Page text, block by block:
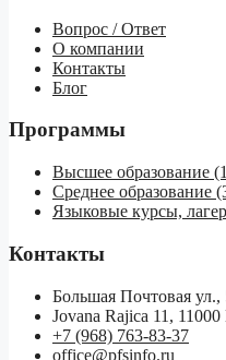
Вопрос / Ответ
О компании
Контакты
Блог
Программы
Высшее образование
Среднее образование
Языковые курсы,
Контакты
Большая Почтовая
Jovana Rajica 11,
+7 (968) 763-83-37
office@pfsinfo.ru